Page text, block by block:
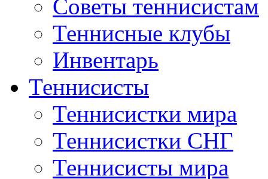
Советы теннисистам
Теннисные клубы
Инвентарь
Теннисисты
Теннисистки мира
Теннисистки СНГ
Теннисисты мира